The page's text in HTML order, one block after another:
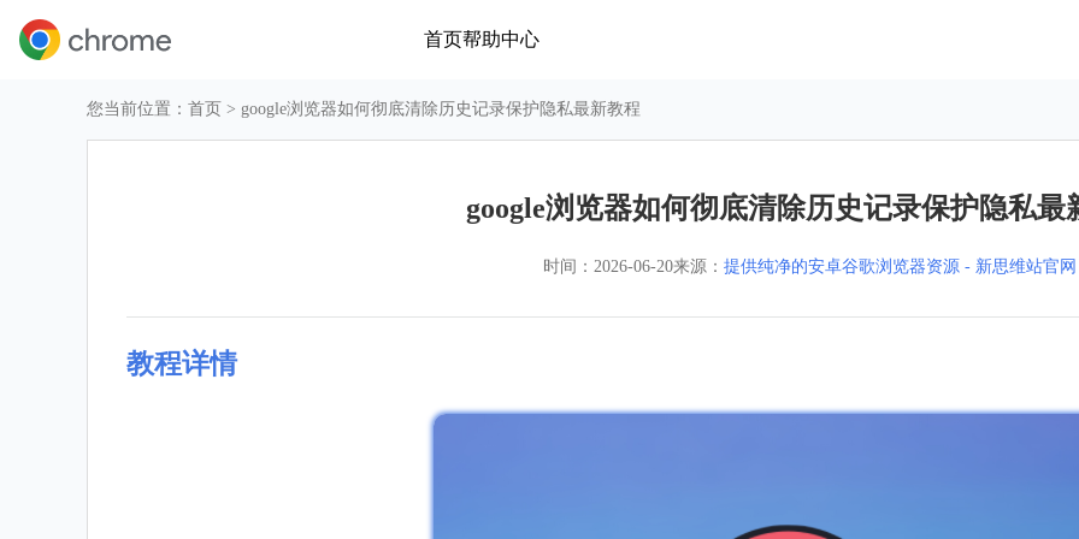
首页帮助中心
您当前位置： 首页 > google浏览器如何彻底清除历史记录保护隐私最新教程
google浏览器如何彻底清除历史记录保护隐私最
时间： 2026-06-20来源： 提供纯净的安卓谷歌浏览器资源 - 新思维站官网
教程详情